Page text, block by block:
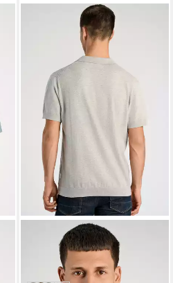
LINDBERGH
Langarm-Poloshirt Poloshirt
(Langarm) Relaxed Fit
49,95 €